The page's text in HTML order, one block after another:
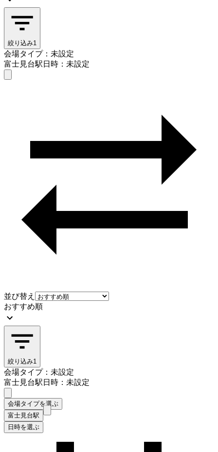
絞り込み1
会場タイプ：未設定
富士見台駅日時：未設定
並び替え
おすすめ順
絞り込み1
会場タイプ：未設定
富士見台駅日時：未設定
会場タイプを選ぶ
富士見台駅
日時を選ぶ